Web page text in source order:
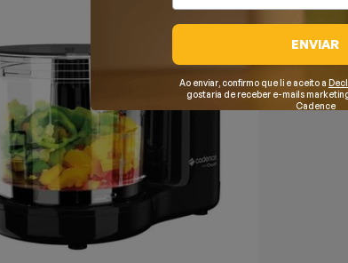
ENVIAR
Ao enviar, confirmo que li e aceito a
gostaria de receber e-mails
Cadence